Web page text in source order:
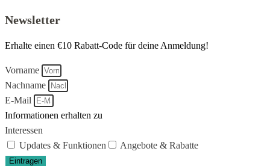
Newsletter
Erhalte einen €10 Rabatt-Code für deine Anmeldung!
Vorname
Nachname
E-Mail
Informationen erhalten zu
Interessen
Updates & Funktionen
Angebote & Rabatte
Eintragen